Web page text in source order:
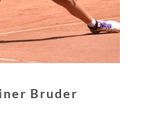
Bruder